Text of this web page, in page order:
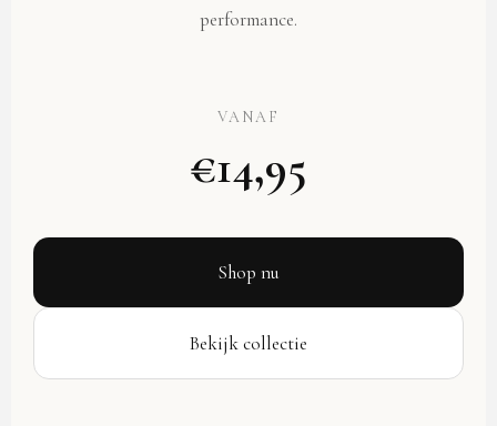
performance.
VANAF
€14,95
Shop nu
Bekijk collectie